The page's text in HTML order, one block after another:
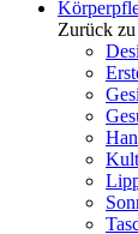
Zurück